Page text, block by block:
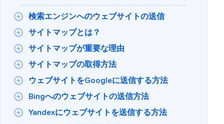
検索エンジンへのウェブサイトの送信
サイトマップとは？
サイトマップが重要な理由
サイトマップの取得方法
ウェブサイトをGoogleに送信する方法
Bingへのウェブサイトの送信方法
Yandexにウェブサイトを送信する方法